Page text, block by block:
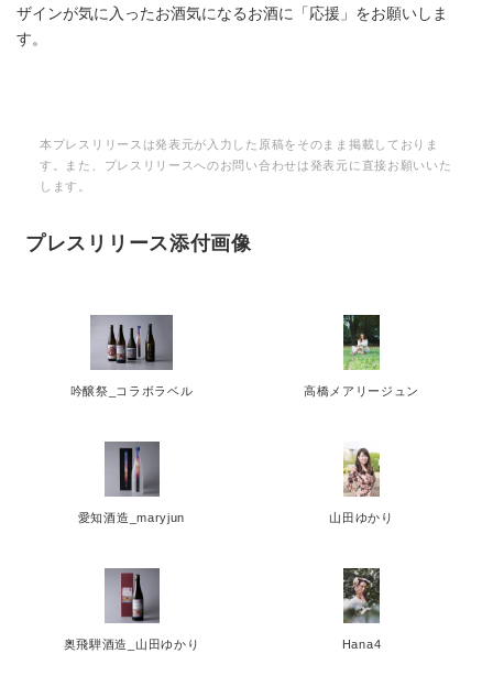
ザインが気に入ったお酒気になるお酒に「応援」をお願いしま
す。
本プレスリリースは発表元が入力した原稿をそのまま掲載しておりま
す。また、プレスリリースへのお問い合わせは発表元に直接お願いいた
します。
プレスリリース添付画像
吟醸祭_コラボラベル 高橋メアリージュン
愛知酒造_maryjun 山田ゆかり
奥飛騨酒造_山田ゆかり Hana4
English